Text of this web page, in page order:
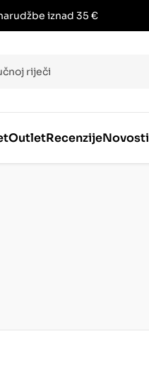
iznad 35 €
OutletRecenzijeNovosti